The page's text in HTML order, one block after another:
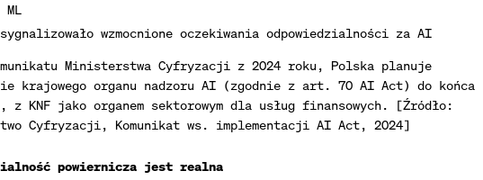
ML
wzmocnione oczekiwania odpowiedzialności za AI
Ministerstwa Cyfryzacji z 2024 roku, Polska planuje
krajowego organu nadzoru AI (zgodnie z art. 70 AI Act) do końca
z KNF jako organem sektorowym dla usług finansowych. [Źródło:
Cyfryzacji, Komunikat ws. implementacji AI Act, 2024]
powiernicza jest realna